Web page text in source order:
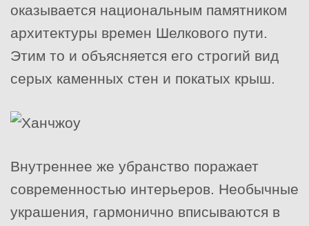
оказывается национальным памятником
архитектуры времен Шелкового пути.
Этим то и объясняется его строгий вид
серых каменных стен и покатых крыш.
Внутреннее же убранство поражает
современностью интерьеров. Необычные
украшения, гармонично вписываются в